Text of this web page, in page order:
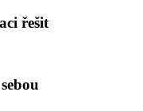
řešit